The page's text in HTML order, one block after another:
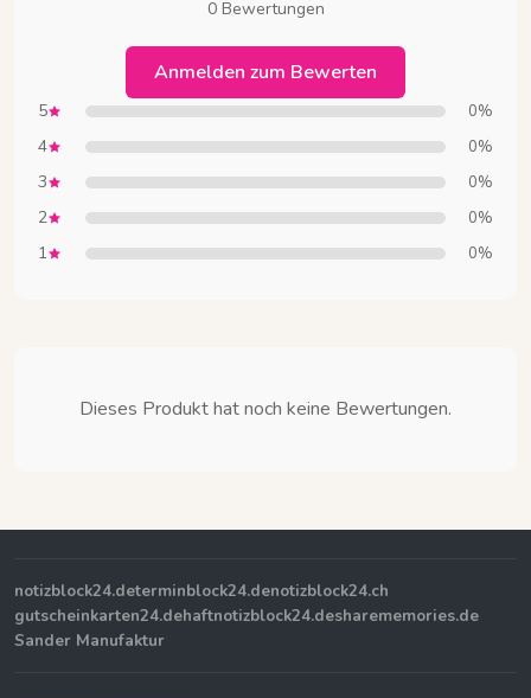
0 Bewertungen
Anmelden zum Bewerten
5 0%
4 0%
3 0%
2 0%
1 0%
Dieses Produkt hat noch keine Bewertungen.
notizblock24.determinblock24.denotizblock24.ch
gutscheinkarten24.dehaftnotizblock24.desharememories.de
Sander Manufaktur